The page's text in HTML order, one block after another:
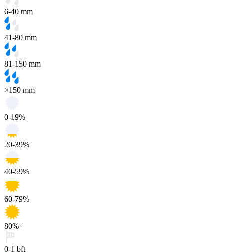
6-40 mm
41-80 mm
81-150 mm
>150 mm
0-19%
20-39%
40-59%
60-79%
80%+
0-1 bft